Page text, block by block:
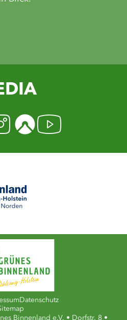
Instagram
Komoot
Datenschutz
Binnenland e.V. • Dorfstr. 8 •